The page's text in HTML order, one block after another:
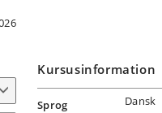
Kursusinformation
Sprog
Dansk